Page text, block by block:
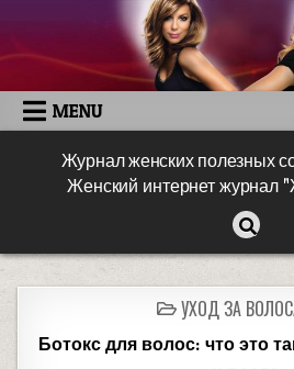
MENU
Журнал женских полезных
Женский интернет журнал
УХОД ЗА
Ботокс для волос: что это